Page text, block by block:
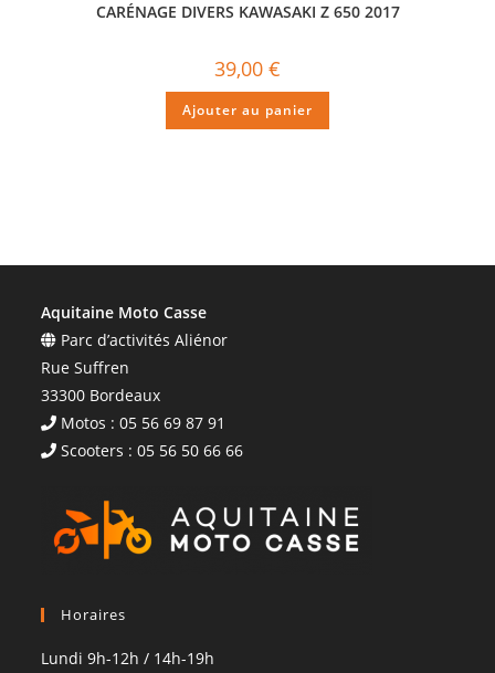
CARÉNAGE DIVERS KAWASAKI Z 650 2017
39,00 €
Ajouter au panier
Aquitaine Moto Casse
Parc d’activités Aliénor
Rue Suffren
33300 Bordeaux
Motos : 05 56 69 87 91
Scooters : 05 56 50 66 66
Horaires
Lundi 9h-12h / 14h-19h